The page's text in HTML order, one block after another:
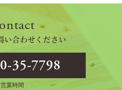
い合わせください
35-7798
営業時間